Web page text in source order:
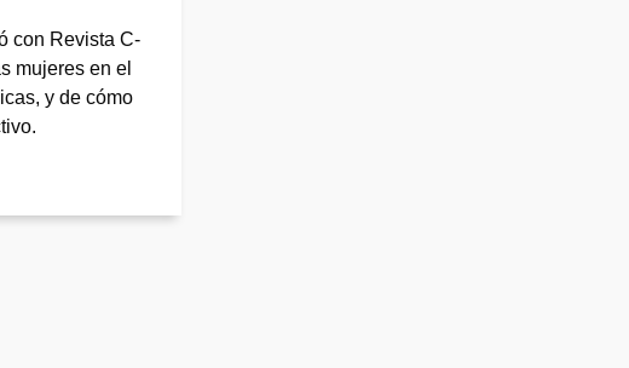
con Revista C-
mujeres en el
y de cómo